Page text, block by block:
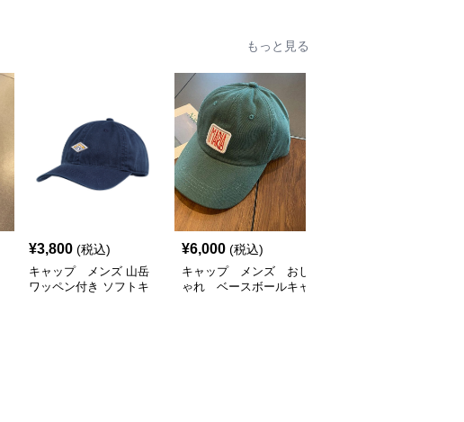
もっと見る
¥3,800 (税込)
キャップ メンズ 山岳
ワッペン付き ソフトキ
¥6,000 (税込)
キャップ メンズ おし
ゃれ ベースボールキャ